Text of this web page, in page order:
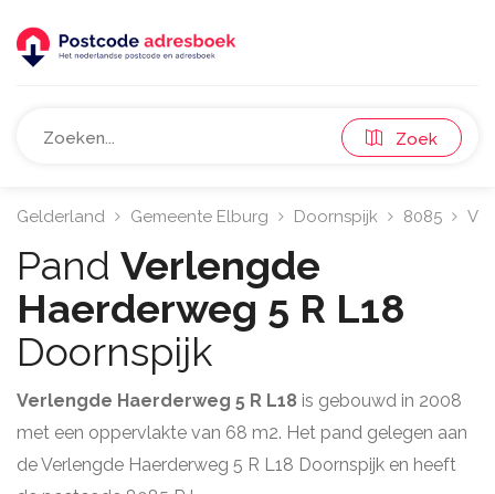
Zoek
Gelderland Gemeente Elburg Doornspijk 8085
Pand Verlengde
Haerderweg 5 R L18
Doornspijk
Verlengde Haerderweg 5 R L18 is gebouwd in 2008
met een oppervlakte van 68 m2. Het pand gelegen aan
de Verlengde Haerderweg 5 R L18 Doornspijk en heeft